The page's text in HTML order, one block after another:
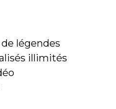
légendes
illimités